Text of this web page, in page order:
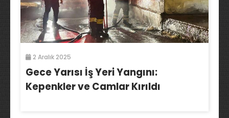
2 Aralık 2025
Gece Yarısı İş Yeri Yangını:
Kepenkler ve Camlar Kırıldı